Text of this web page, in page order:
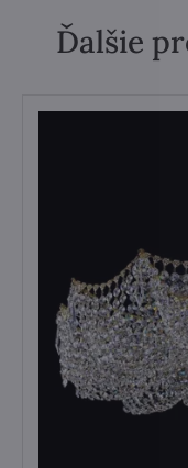
Ďalšie